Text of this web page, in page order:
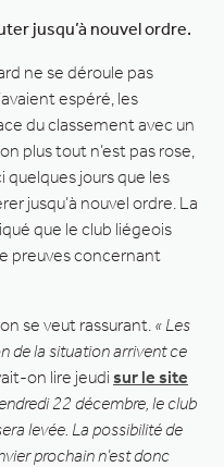
jusqu’à nouvel ordre.
ne se déroule pas
espéré, les
du classement avec un
plus tout n’est pas rose,
quelques jours que les
jusqu’à nouvel ordre. La
que le club liégeois
preuves concernant
se veut rassurant. « Les
de la situation arrivent ce
on lire jeudi sur le site
22 décembre, le club
levée. La possibilité de
prochain n’est donc